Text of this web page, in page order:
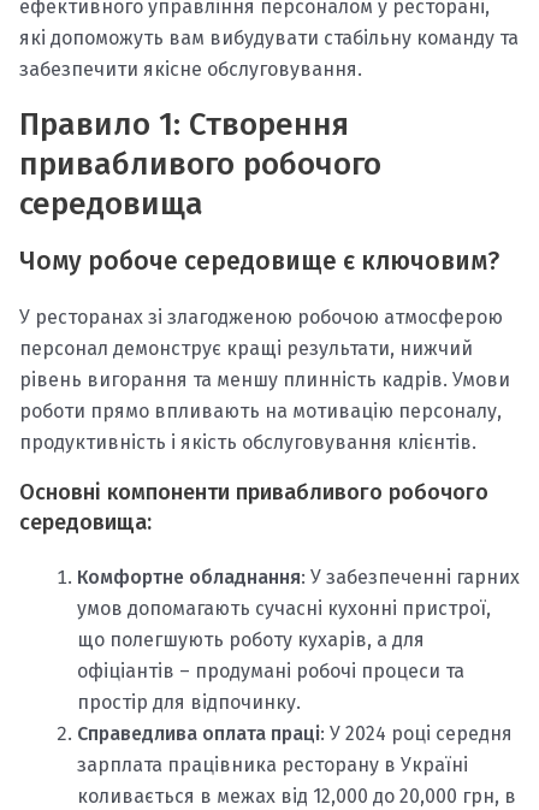
ефективного управління персоналом у ресторані,
які допоможуть вам вибудувати стабільну команду та
забезпечити якісне обслуговування.
Правило 1: Створення
привабливого робочого
середовища
Чому робоче середовище є ключовим?
У ресторанах зі злагодженою робочою атмосферою
персонал демонструє кращі результати, нижчий
рівень вигорання та меншу плинність кадрів. Умови
роботи прямо впливають на мотивацію персоналу,
продуктивність і якість обслуговування клієнтів.
Основні компоненти привабливого робочого
середовища:
Комфортне обладнання: У забезпеченні гарних
умов допомагають сучасні кухонні пристрої,
що полегшують роботу кухарів, а для
офіціантів – продумані робочі процеси та
простір для відпочинку.
Справедлива оплата праці: У 2024 році середня
зарплата працівника ресторану в Україні
коливається в межах від 12,000 до 20,000 грн, в